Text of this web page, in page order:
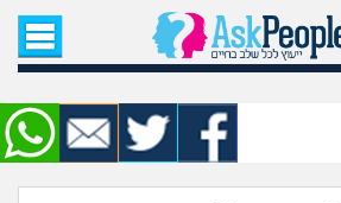
עמוד הבית
שאל שאלה
שאלות חדשות